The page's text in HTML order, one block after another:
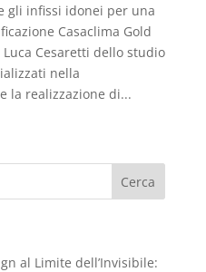
gli infissi idonei per una
Casaclima Gold
Luca Cesaretti dello studio
nella
la realizzazione di...
al Limite dell’Invisibile: